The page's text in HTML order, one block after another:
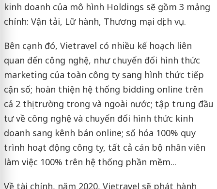
kinh doanh của mô hình Holdings sẽ gồm 3 mảng
chính: Vận tải, Lữ hành, Thương mại dịch vụ.
Bên cạnh đó, Vietravel có nhiều kế hoạch liên
quan đến công nghệ, như chuyển đổi hình thức
marketing của toàn công ty sang hình thức tiếp
cận số; hoàn thiện hệ thống bidding online trên
cả 2 thị trường trong và ngoài nước; tập trung đầu
tư về công nghệ và chuyển đổi hình thức kinh
doanh sang kênh bán online; số hóa 100% quy
trình hoạt động công ty, tất cả cán bộ nhân viên
làm việc 100% trên hệ thống phần mềm...
Về tài chính, năm 2020, Vietravel sẽ phát hành